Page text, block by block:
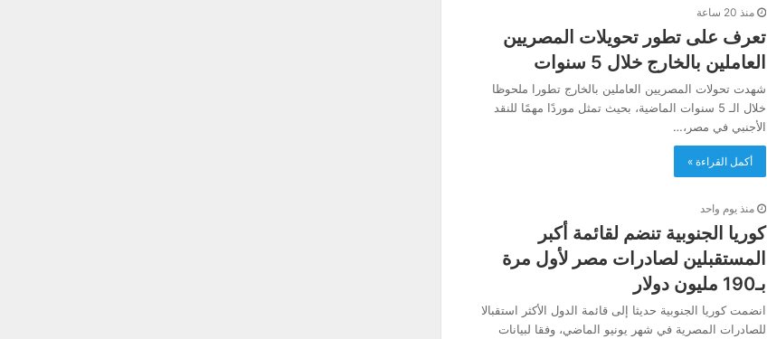
منذ 20 ساعة
تعرف على تطور تحويلات المصريين
العاملين بالخارج خلال 5 سنوات
شهدت تحولات المصريين العاملين بالخارج تطورا ملحوظا
خلال الـ 5 سنوات الماضية، بحيث تمثل موردًا مهمًا للنقد
الأجنبي في مصر،…
أكمل القراءة »
منذ يوم واحد
كوريا الجنوبية تنضم لقائمة أكبر
المستقبلين لصادرات مصر لأول مرة
بـ190 مليون دولار
انضمت كوريا الجنوبية حديثا إلى قائمة الدول الأكثر استقبالا
للصادرات المصرية في شهر يونيو الماضي، وفقا لبيانات